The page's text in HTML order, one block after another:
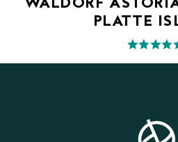
WALDORF
PLATTE